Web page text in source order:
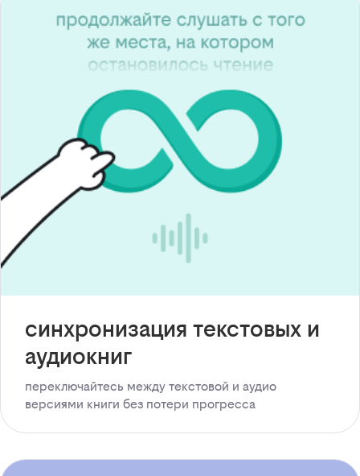
синхронизация текстовых и
аудиокниг
переключайтесь между текстовой и аудио
версиями книги без потери прогресса